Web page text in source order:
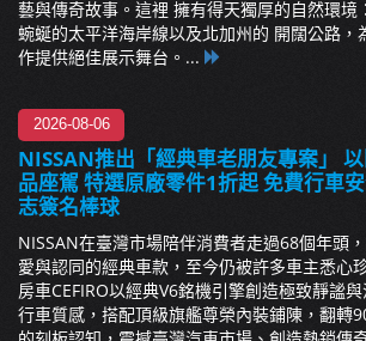
藝與傳奇故事。這裡 擁有得天獨厚的自然環境
蜿蜒的太平洋海岸線以及北加州的 開闊公路，
作提供絕佳展示舞台。...
2026-08-06
NISSAN推出「經典車老朋友專案」
品座駕 特選原廠零件1折起 免費行車
志簽名棒球
NISSAN在臺灣市場陪伴消費者走過68個年頭
愛與認同的經典車款，至今仍被許多車主悉心
房車CEFIRO以經典V6銘機引擎創造極致靜謐
行車質感，搭配頂級旗艦尊榮內裝鋪陳，翻轉